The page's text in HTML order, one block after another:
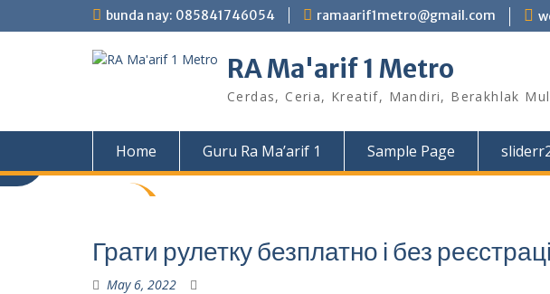
to
bunda nay: 085841746054 ramaarif1metro@gmail.com
RA Ma'arif 1 Metro
Cerdas, Ceria, Kreatif, Mandiri, Berakhlak
Home Guru Ra Ma’arif 1 Sample Page
Грати рулетку безплатно і без
May 6, 2022